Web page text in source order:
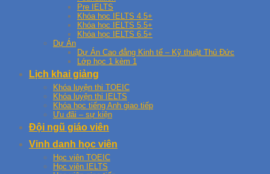
Pre IELTS
Khóa học IELTS 4.5+
Khóa học IELTS 5.5+
Khóa học IELTS 6.5+
Dự Án
Dự Án Cao đẳng Kinh tế – Kỹ thuật Thủ Đức
Lớp học 1 kèm 1
Lịch khai giảng
Khóa luyện thi TOEIC
Khóa luyện thi IELTS
Khóa học tiếng Anh giao tiếp
Ưu đãi – sự kiện
Đội ngũ giáo viên
Vinh danh học viên
Học viên TOEIC
Học viên IELTS